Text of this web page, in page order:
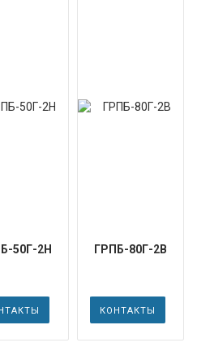
50Г-2Н ГРПБ-80Г-2В
КОНТАКТЫ